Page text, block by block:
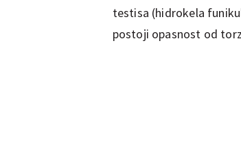
testisa (hidrokela
postoji opasnost od